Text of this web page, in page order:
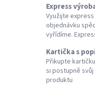
Express
Využijte
objednávku
vyřídíme.
Kartička s
Přikupte
si postupně
produktu